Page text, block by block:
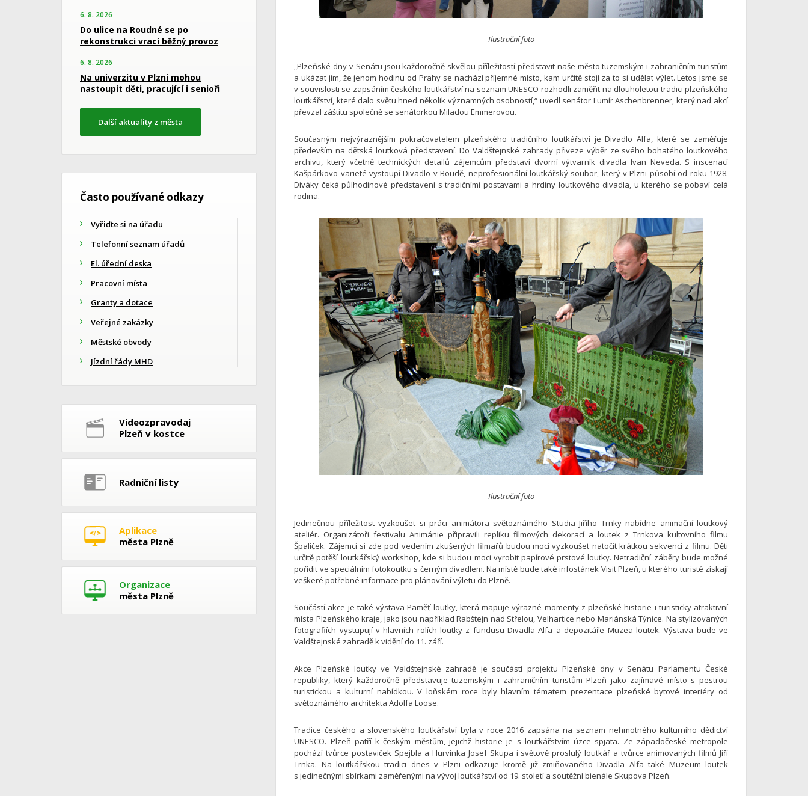
Ilustrační foto
„Plzeňské dny v Senátu jsou každoročně skvělou příležitostí představit naše město tuzemským i zahraničním turistům
a ukázat jim, že jenom hodinu od Prahy se nachází příjemné místo, kam určitě stojí za to si udělat výlet. Letos jsme se
v souvislosti se zapsáním českého loutkářství na seznam UNESCO rozhodli zaměřit na dlouholetou tradici plzeňského
loutkářství, které dalo světu hned několik významných osobností,“ uvedl senátor Lumír Aschenbrenner, který nad akcí
převzal záštitu společně se senátorkou Miladou Emmerovou.
Současným nejvýraznějším pokračovatelem plzeňského tradičního loutkářství je Divadlo Alfa, které se zaměřuje
především na dětská loutková představení. Do Valdštejnské zahrady přiveze výběr ze svého bohatého loutkového
archivu, který včetně technických detailů zájemcům představí dvorní výtvarník divadla Ivan Neveda. S inscenací
Kašpárkovo varieté vystoupí Divadlo v Boudě, neprofesionální loutkářský soubor, který v Plzni působí od roku 1928.
Diváky čeká půlhodinové představení s tradičními postavami a hrdiny loutkového divadla, u kterého se pobaví celá
rodina.
Ilustrační foto
Jedinečnou příležitost vyzkoušet si práci animátora světoznámého Studia Jiřího Trnky nabídne animační loutkový
ateliér. Organizátoři festivalu Animánie připravili repliku filmových dekorací a loutek z Trnkova kultovního filmu
Špalíček. Zájemci si zde pod vedením zkušených filmařů budou moci vyzkoušet natočit krátkou sekvenci z filmu. Děti
určitě potěší loutkářský workshop, kde si budou moci vyrobit papírové prstové loutky. Netradiční záběry bude možné
pořídit ve speciálním fotokoutku s černým divadlem. Na místě bude také infostánek Visit Plzeň, u kterého turisté získají
veškeré potřebné informace pro plánování výletu do Plzně.
Součástí akce je také výstava Paměť loutky, která mapuje výrazné momenty z plzeňské historie i turisticky atraktivní
místa Plzeňského kraje, jako jsou například Rabštejn nad Střelou, Velhartice nebo Mariánská Týnice. Na stylizovaných
fotografiích vystupují v hlavních rolích loutky z fundusu Divadla Alfa a depozitáře Muzea loutek. Výstava bude ve
Valdštejnské zahradě k vidění do 11. září.
Akce Plzeňské loutky ve Valdštejnské zahradě je součástí projektu Plzeňské dny v Senátu Parlamentu České
republiky, který každoročně představuje tuzemským i zahraničním turistům Plzeň jako zajímavé místo s pestrou
turistickou a kulturní nabídkou. V loňském roce byly hlavním tématem prezentace plzeňské bytové interiéry od
světoznámého architekta Adolfa Loose.
Tradice českého a slovenského loutkářství byla v roce 2016 zapsána na seznam nehmotného kulturního dědictví
UNESCO. Plzeň patří k českým městům, jejichž historie je s loutkářstvím úzce spjata. Ze západočeské metropole
pochází tvůrce postaviček Spejbla a Hurvínka Josef Skupa i světově proslulý loutkář a tvůrce animovaných filmů Jiří
Trnka. Na loutkářskou tradici dnes v Plzni odkazuje kromě již zmiňovaného Divadla Alfa také Muzeum loutek
s jedinečnými sbírkami zaměřenými na vývoj loutkářství od 19. století a soutěžní bienále Skupova Plzeň.
6. 8. 2026
Do ulice na Roudné se po
rekonstrukci vrací běžný provoz
6. 8. 2026
Na univerzitu v Plzni mohou
nastoupit děti, pracující i senioři
Další aktuality z města
Často používané odkazy
Vyřiďte si na úřadu
Telefonní seznam úřadů
El. úřední deska
Pracovní místa
Granty a dotace
Veřejné zakázky
Městské obvody
Jízdní řády MHD
Videozpravodaj
Plzeň v kostce
Radniční listy
Aplikace
města Plzně
Organizace
města Plzně